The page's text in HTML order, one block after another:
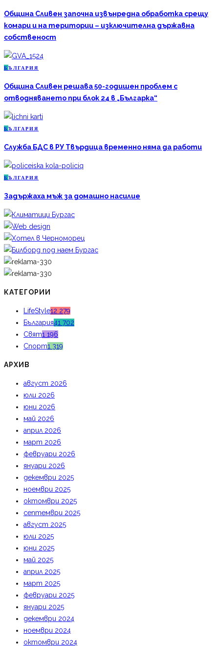
Община Сливен започна извънредна обработка срещу
комари и на територии – изключителна държавна
собственост
Б ЪЛГАРИЯ
Община Сливен решава 50-годишен проблем с
отводняването при блок 24 в „Българка“
Б ЪЛГАРИЯ
Служба БДС в РУ Твърдица временно няма да работи
Б ЪЛГАРИЯ
Задържаха мъж за домашно насилие
КАТЕГОРИИ
LifeStyle12 279
България41 702
Свят1 196
Спорт1 319
АРХИВ
август 2026
юли 2026
юни 2026
май 2026
април 2026
март 2026
февруари 2026
януари 2026
декември 2025
ноември 2025
октомври 2025
септември 2025
август 2025
юли 2025
юни 2025
май 2025
април 2025
март 2025
февруари 2025
януари 2025
декември 2024
ноември 2024
октомври 2024